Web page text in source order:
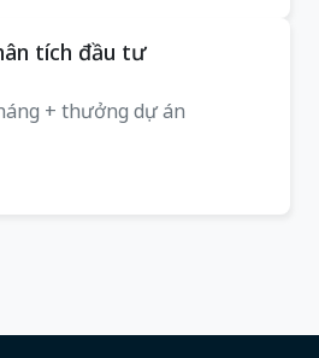
tích đầu tư
+ thưởng dự án